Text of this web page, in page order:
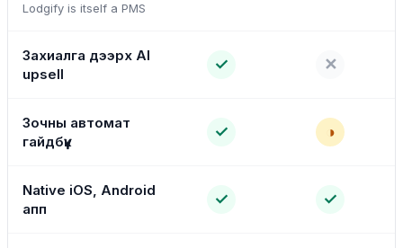
Lodgify is itself a PMS
Захиалга дээрх AI
upsell
✓ ✕
Зочны автомат
гайдбүүк
✓ ◑
Native iOS, Android
апп
✓ ✓